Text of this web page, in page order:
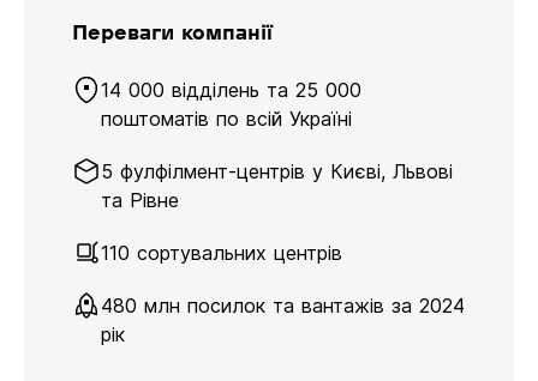
Переваги компанії
14 000 відділень та 25 000
поштоматів по всій Україні
5 фулфілмент-центрів у Києві, Львові
та Рівне
110 сортувальних центрів
480 млн посилок та вантажів за 2024
рік